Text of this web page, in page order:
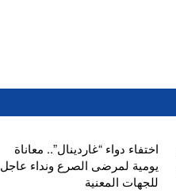
اختفاء دواء “غاردينال”.. معاناة
يومية لمرضى الصرع ونداء عاجل
للجهات المعنية